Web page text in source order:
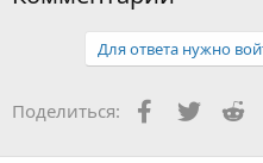
Для ответа нужно
Поделиться: Facebook
Twitter